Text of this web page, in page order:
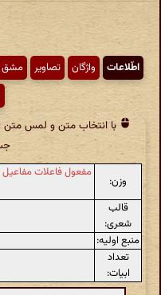
اطّلاعات واژگان تصاویر مشق
با انتخاب متن و لمس متن
وزن:
مفعول فاعلات
قالب
شعری:
منبع اولیه:
تعداد
ابیات: